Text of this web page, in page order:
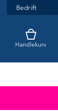
Bedrift
Handlekurv